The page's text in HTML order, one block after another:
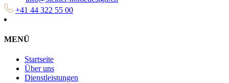
+41 44 322 55 00
MENÜ
Startseite
Über uns
Dienstleistungen